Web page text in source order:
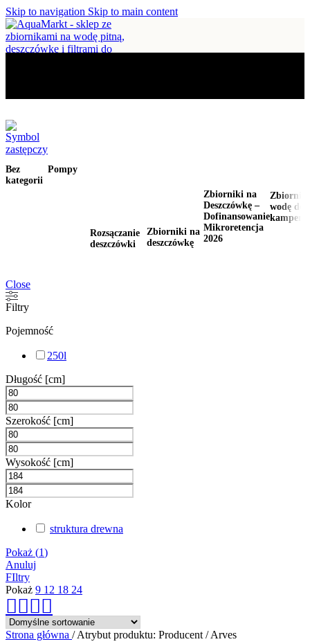
Skip to navigation Skip to main content
Bez
kategorii
Pompy
Rozsączanie
deszczówki
Zbiorniki na
deszczówkę
Zbiorniki na
Deszczówkę –
Dofinansowanie
Mikroretencja
2026
wodę do
kampera
Close
Filtry
Pojemność
250l
Długość [cm]
Szerokość [cm]
Wysokość [cm]
Kolor
struktura drewna
Pokaż (1)
Anuluj
FIltry
Pokaż 9 12 18 24
Strona główna / Atrybut produktu: Producent / Arves